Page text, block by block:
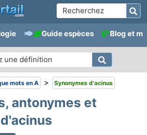
Guide espèces Blog et
mots en A > Synonymes d'acinus
antonymes et